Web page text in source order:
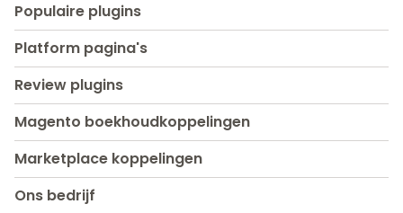
Populaire plugins
Platform pagina's
Review plugins
Magento boekhoudkoppelingen
Marketplace koppelingen
Ons bedrijf